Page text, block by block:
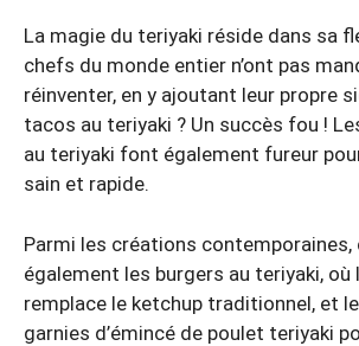
La magie du teriyaki réside dans sa
chefs du monde entier n’ont pas
réinventer, en y ajoutant leur propre
tacos au teriyaki ? Un succès fou !
au teriyaki font également fureur
sain et rapide.
Parmi les créations contemporaines,
également les burgers au teriyaki, où
remplace le ketchup traditionnel, et
garnies d’émincé de poulet teriyaki